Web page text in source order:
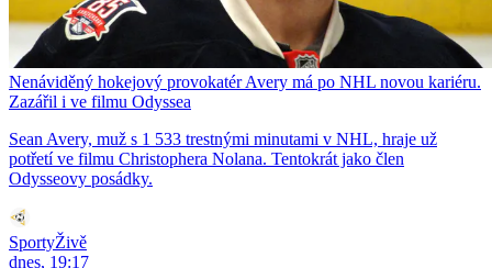
Nenáviděný hokejový provokatér Avery má po NHL novou kariéru.
Zazářil i ve filmu Odyssea
Sean Avery, muž s 1 533 trestnými minutami v NHL, hraje už
potřetí ve filmu Christophera Nolana. Tentokrát jako člen
Odysseovy posádky.
SportyŽivě
dnes, 19:17